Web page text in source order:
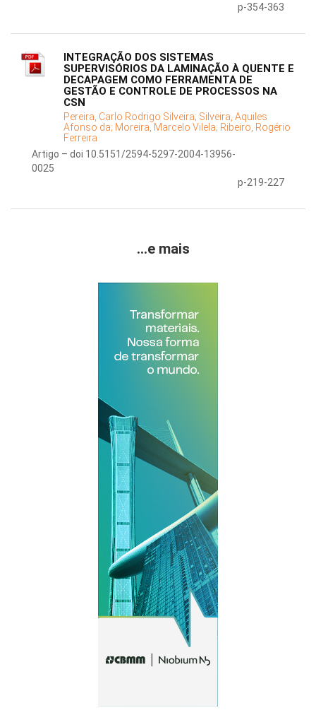
p-354-363
INTEGRAÇÃO DOS SISTEMAS
SUPERVISÓRIOS DA LAMINAÇÃO À QUENTE E
DECAPAGEM COMO FERRAMENTA DE
GESTÃO E CONTROLE DE PROCESSOS NA
CSN
Pereira, Carlo Rodrigo Silveira; Silveira, Aquiles
Afonso da; Moreira, Marcelo Vilela; Ribeiro, Rogério
Ferreira
Artigo – doi 10.5151/2594-5297-2004-13956-
0025
p-219-227
...e mais